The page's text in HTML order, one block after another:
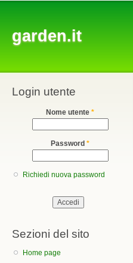
garden.it
Login utente
Nome utente *
Password *
Richiedi nuova password
Sezioni del sito
Home page